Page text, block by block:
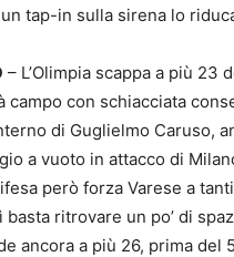
tap-in sulla sirena lo
– L’Olimpia scappa a più
campo con schiacciata
di Guglielmo Caruso,
a vuoto in attacco di
però forza Varese a
basta ritrovare un po’ di
ancora a più 26, prima del